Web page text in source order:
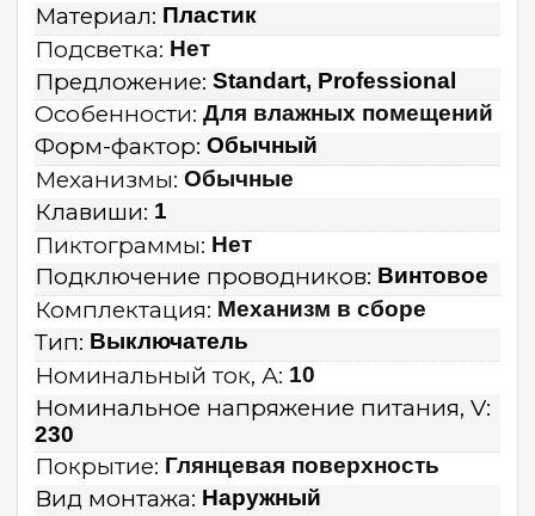
Материал: Пластик
Подсветка: Нет
Предложение: Standart, Professional
Особенности: Для влажных помещений
Форм-фактор: Обычный
Механизмы: Обычные
Клавиши: 1
Пиктограммы: Нет
Подключение проводников: Винтовое
Комплектация: Механизм в сборе
Тип: Выключатель
Номинальный ток, А: 10
Номинальное напряжение питания, V:
230
Покрытие: Глянцевая поверхность
Вид монтажа: Наружный